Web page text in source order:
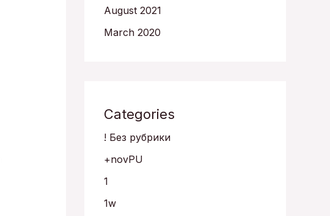
August 2021
March 2020
Categories
! Без рубрики
+novPU
1
1w